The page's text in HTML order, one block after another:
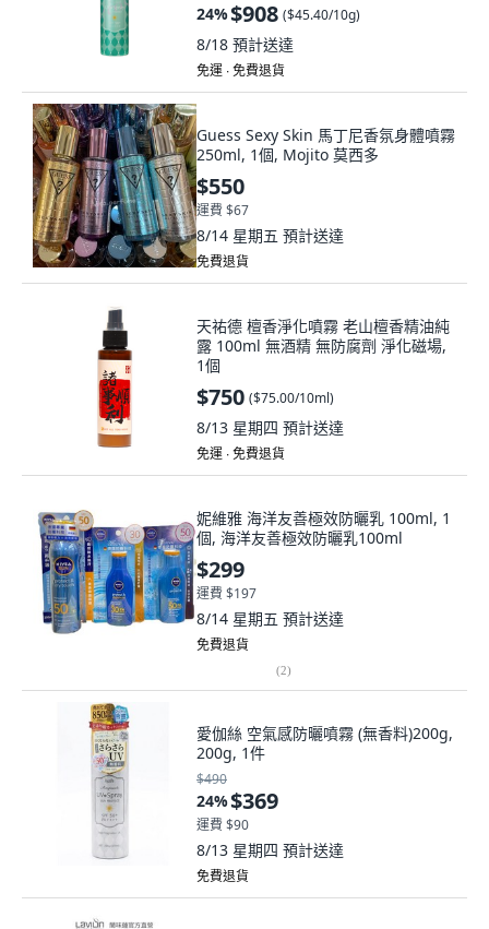
24%$908 ($45.40/10g)
8/18 預計送達
免運 ∙ 免費退貨
Guess Sexy Skin 馬丁尼香氛身體噴霧
250ml, 1個, Mojito 莫西多
$550
運費 $67
8/14 星期五 預計送達
免費退貨
天祐德 檀香淨化噴霧 老山檀香精油純
露 100ml 無酒精 無防腐劑 淨化磁場,
1個
$750 ($75.00/10ml)
8/13 星期四 預計送達
免運 ∙ 免費退貨
妮維雅 海洋友善極效防曬乳 100ml, 1
個, 海洋友善極效防曬乳100ml
$299
運費 $197
8/14 星期五 預計送達
免費退貨
(2)
愛伽絲 空氣感防曬噴霧 (無香料)200g,
200g, 1件
$490
24%$369
運費 $90
8/13 星期四 預計送達
免費退貨